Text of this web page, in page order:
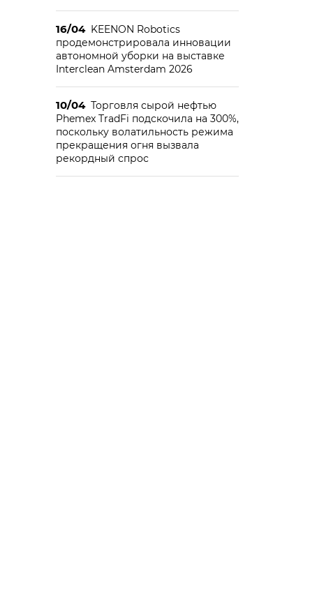
16/04 KEENON Robotics
продемонстрировала инновации
автономной уборки на выставке
Interclean Amsterdam 2026
10/04 Торговля сырой нефтью
Phemex TradFi подскочила на 300%,
поскольку волатильность режима
прекращения огня вызвала
рекордный спрос